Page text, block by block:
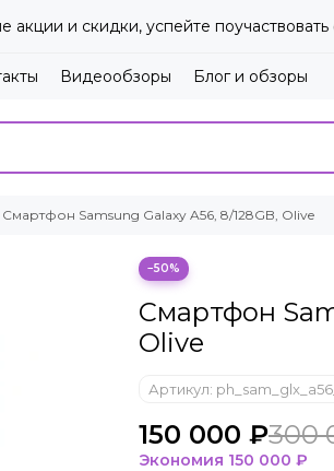
и скидки, успейте поучаствовать
Видеообзоры Блог и обзоры
Смартфон Samsung Galaxy A56, 8/128GB, Olive
−50%
Смартфон
Olive
Артикул:
150 000 ₽300
Экономия 150 000 ₽